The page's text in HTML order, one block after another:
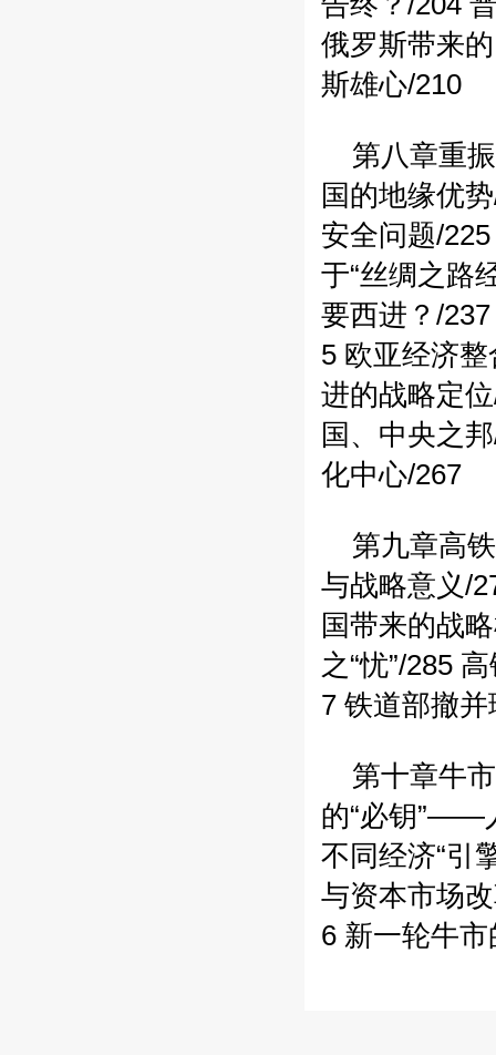
俄罗斯带来
斯雄心/210
第八章重
国的地缘优
安全问题/225
于“丝绸之路
要西进？/237
5 欧亚经济
进的战略定
国、中央之
化中心/267
第九章高
与战略意义/
国带来的战
之“忧”/285 高
7 铁道部撤
第十章牛
的“必钥”——
不同经济“引
与资本市场
6 新一轮牛